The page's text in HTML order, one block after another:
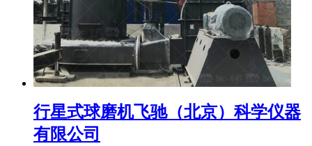
行星式球磨机飞驰（北京）科学仪器
有限公司